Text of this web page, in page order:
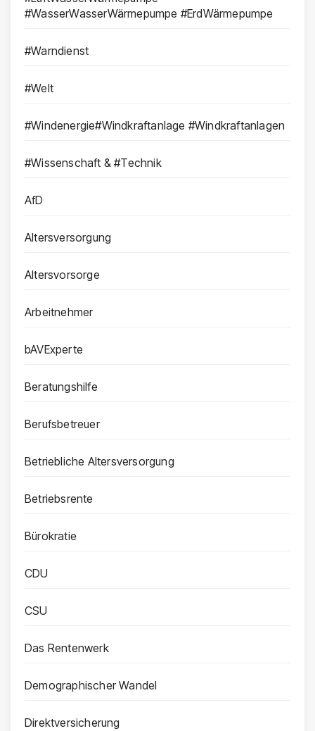
#WasserWasserWärmepumpe #ErdWärmepumpe
#Warndienst
#Welt
#Windenergie#Windkraftanlage #Windkraftanlagen
#Wissenschaft & #Technik
AfD
Altersversorgung
Altersvorsorge
Arbeitnehmer
bAVExperte
Beratungshilfe
Berufsbetreuer
Betriebliche Altersversorgung
Betriebsrente
Bürokratie
CDU
CSU
Das Rentenwerk
Demographischer Wandel
Direktversicherung